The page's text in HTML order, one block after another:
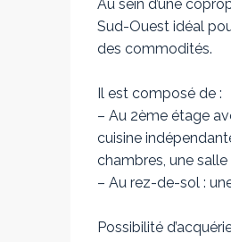
Au sein d’une
Sud-Ouest idéal
des commodités.
Il est composé de :
– Au 2ème étage
cuisine
chambres, une salle
– Au rez-de-sol :
Possibilité